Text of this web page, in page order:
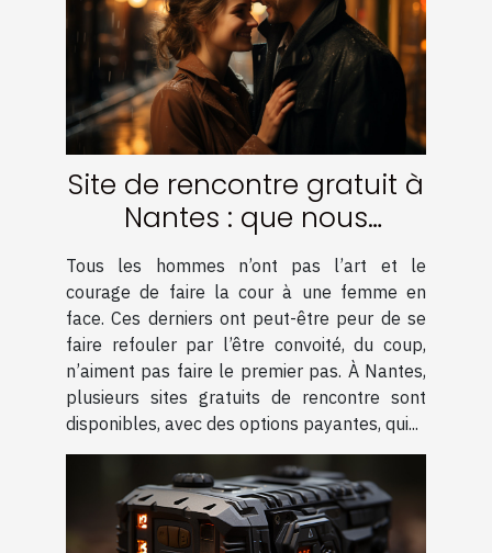
Site de rencontre gratuit à
Nantes : que nous
proposent les options
payantes ?
Tous les hommes n’ont pas l’art et le
courage de faire la cour à une femme en
face. Ces derniers ont peut-être peur de se
faire refouler par l’être convoité, du coup,
n’aiment pas faire le premier pas. À Nantes,
plusieurs sites gratuits de rencontre sont
disponibles, avec des options payantes, qui...